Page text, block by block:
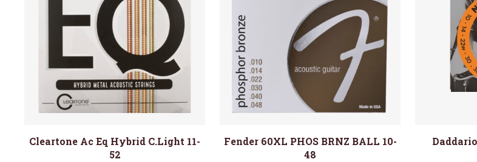
Cleartone Ac Eq Hybrid C.Light 11-
52
Fender 60XL PHOS BRNZ BALL 10-
48